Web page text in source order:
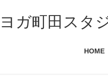
ガ町田スタ
HOME